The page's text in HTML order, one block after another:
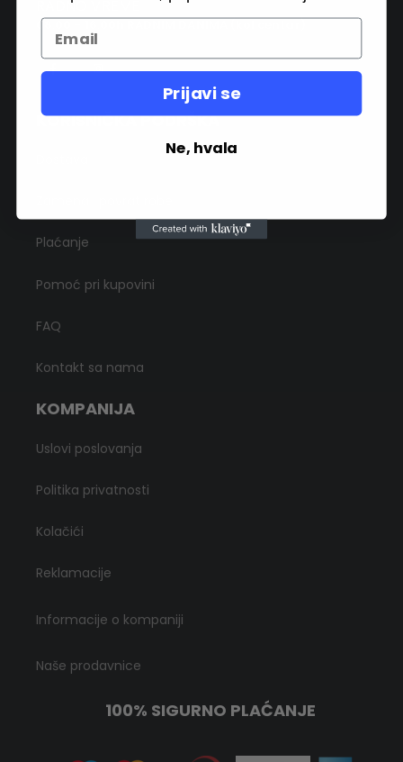
RADNO VREME
08:00 - 16:00h RADNIM DANIMA (kol centar)
KORISNIČKA PODRŠKA
Plaćanje
Pomoć pri kupovini
FAQ
Kontakt sa nama
KOMPANIJA
Uslovi poslovanja
Politika privatnosti
Kolačići
Reklamacije
Informacije o kompaniji
Naše prodavnice
100% SIGURNO PLAĆANJE
Prijavi se
Ne, hvala